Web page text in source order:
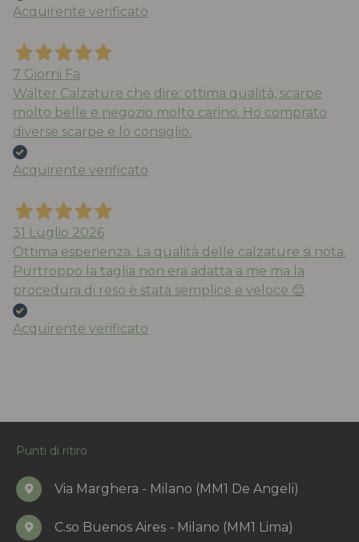
Acquirente verificato
7 Giorni Fa
Walter Calzature che dire: ottima qualità, scarpe
molto belle e negozio molto carino. Ho comprato
diverse scarpe e lo consiglio.
Acquirente verificato
31 Luglio 2026
Ottima esperienza. La qualità delle calzature si nota.
Purtroppo la taglia non era adatta a me ma la
procedura di reso è stata semplice e veloce 😊
Acquirente verificato
Punti di ritiro
Via Marghera - Milano (MM1 De Angeli)
C.so Buenos Aires - Milano (MM1 Lima)